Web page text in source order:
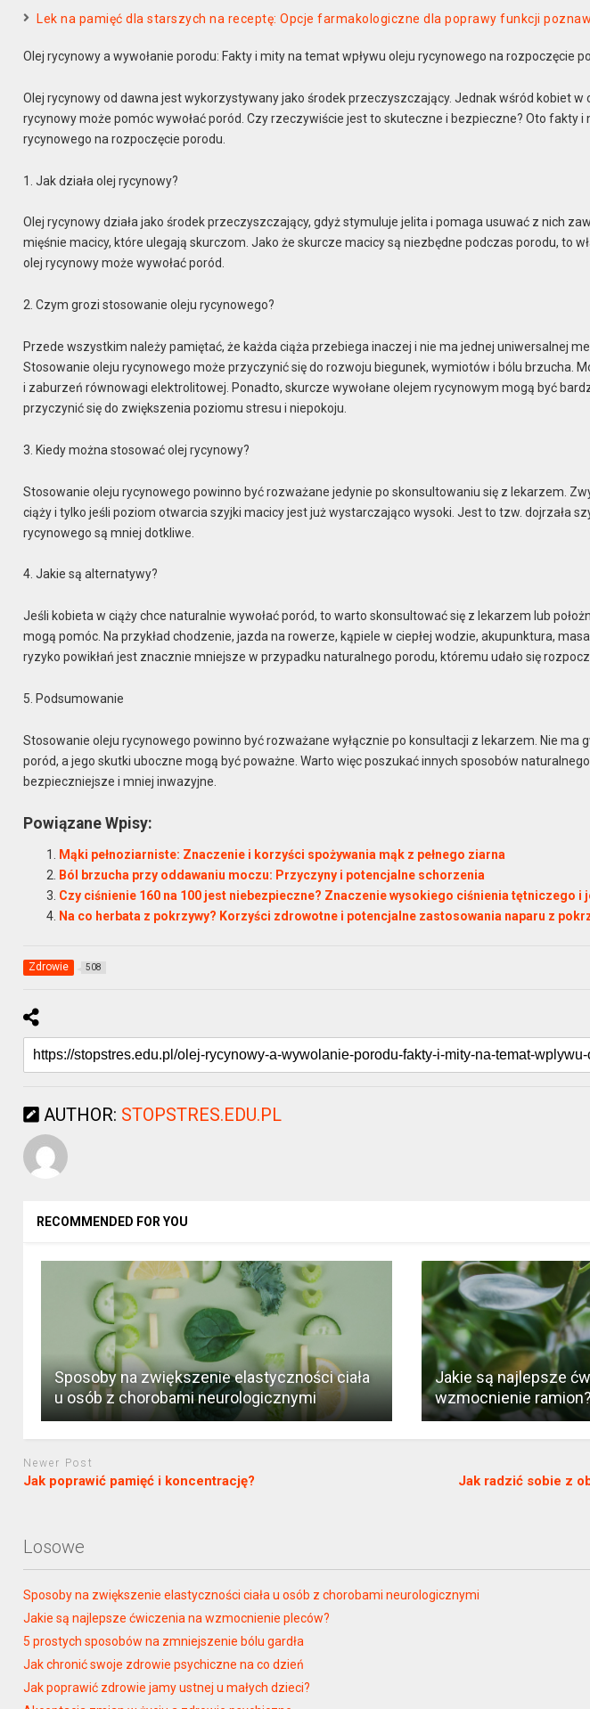
Lek na pamięć dla starszych na receptę: Opcje farmakologiczne dla poprawy funkcji
Olej rycynowy a wywołanie porodu: Fakty i mity na temat wpływu oleju rycynowego na rozpoczęcie
Olej rycynowy od dawna jest wykorzystywany jako środek przeczyszczający. Jednak wśród kobiet w
rycynowy może pomóc wywołać poród. Czy rzeczywiście jest to skuteczne i bezpieczne? Oto fakty i
rycynowego na rozpoczęcie porodu.
1. Jak działa olej rycynowy?
Olej rycynowy działa jako środek przeczyszczający, gdyż stymuluje jelita i pomaga usuwać z nich
mięśnie macicy, które ulegają skurczom. Jako że skurcze macicy są niezbędne podczas porodu, to
olej rycynowy może wywołać poród.
2. Czym grozi stosowanie oleju rycynowego?
Przede wszystkim należy pamiętać, że każda ciąża przebiega inaczej i nie ma jednej uniwersalnej
Stosowanie oleju rycynowego może przyczynić się do rozwoju biegunek, wymiotów i bólu brzucha.
i zaburzeń równowagi elektrolitowej. Ponadto, skurcze wywołane olejem rycynowym mogą być
przyczynić się do zwiększenia poziomu stresu i niepokoju.
3. Kiedy można stosować olej rycynowy?
Stosowanie oleju rycynowego powinno być rozważane jedynie po skonsultowaniu się z lekarzem.
ciąży i tylko jeśli poziom otwarcia szyjki macicy jest już wystarczająco wysoki. Jest to tzw. dojrzała
rycynowego są mniej dotkliwe.
4. Jakie są alternatywy?
Jeśli kobieta w ciąży chce naturalnie wywołać poród, to warto skonsultować się z lekarzem lub
mogą pomóc. Na przykład chodzenie, jazda na rowerze, kąpiele w ciepłej wodzie, akupunktura,
ryzyko powikłań jest znacznie mniejsze w przypadku naturalnego porodu, któremu udało się
5. Podsumowanie
Stosowanie oleju rycynowego powinno być rozważane wyłącznie po konsultacji z lekarzem. Nie ma
poród, a jego skutki uboczne mogą być poważne. Warto więc poszukać innych sposobów
bezpieczniejsze i mniej inwazyjne.
Powiązane Wpisy:
Mąki pełnoziarniste: Znaczenie i korzyści spożywania mąk z pełnego ziarna
Ból brzucha przy oddawaniu moczu: Przyczyny i potencjalne schorzenia
Czy ciśnienie 160 na 100 jest niebezpieczne? Znaczenie wysokiego ciśnienia tętniczego i
Na co herbata z pokrzywy? Korzyści zdrowotne i potencjalne zastosowania naparu z
Zdrowie 508
AUTHOR: STOPSTRES.EDU.PL
RECOMMENDED FOR YOU
Sposoby na zwiększenie elastyczności ciała
u osób z chorobami neurologicznymi
Jakie są najlepsze
wzmocnienie ramion?
Newer Post
Jak poprawić pamięć i koncentrację?
Jak radzić sobie z
Losowe
Sposoby na zwiększenie elastyczności ciała u osób z chorobami neurologicznymi
Jakie są najlepsze ćwiczenia na wzmocnienie pleców?
5 prostych sposobów na zmniejszenie bólu gardła
Jak chronić swoje zdrowie psychiczne na co dzień
Jak poprawić zdrowie jamy ustnej u małych dzieci?